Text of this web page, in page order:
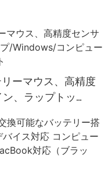
ーマウス、高精度
、ラップトッ
4つのDPLレベル